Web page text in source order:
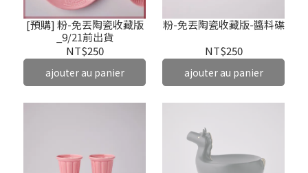
[預購] 粉-免丟陶瓷收藏版
_9/21前出貨
NT$250
ajouter au panier
粉-免丟陶瓷收藏版-醬料碟
NT$250
ajouter au panier